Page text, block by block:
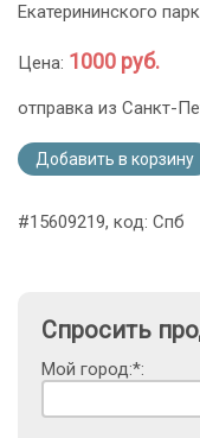
Екатерининского
Цена: 1000 руб.
отправка из Санкт-
Добавить в корзину
#15609219, код: Спб
Спросить
Мой город:*: